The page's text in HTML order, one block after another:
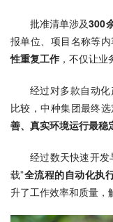
批准清单涉及300
报单位、项目名称等
性重复工作 ，不仅让
经过对多款自动化
比较，中种集团最终选
善、真实环境运行最稳
经过数天快速开
载”全流程的自动化执
升了工作效率和质量，